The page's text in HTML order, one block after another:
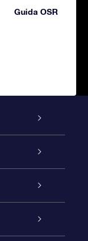
Guida OSR